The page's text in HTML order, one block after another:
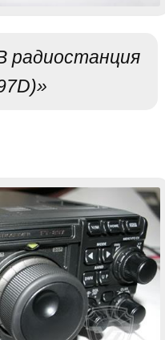
радиостанция